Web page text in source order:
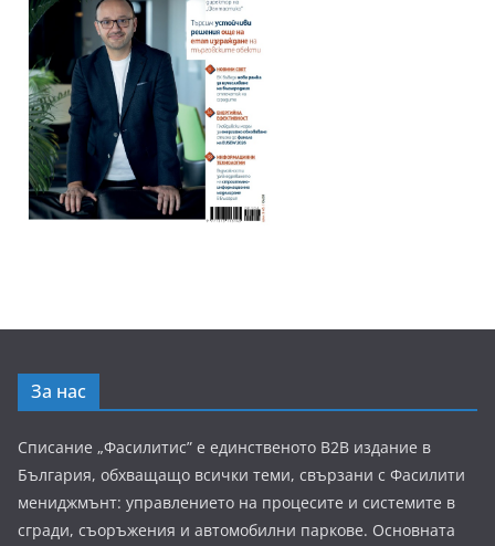
За нас
Списание „Фасилитис” е единственото B2B издание в
България, обхващащо всички теми, свързани с Фасилити
мениджмънт: управлението на процесите и системите в
сгради, съоръжения и автомобилни паркове. Основната